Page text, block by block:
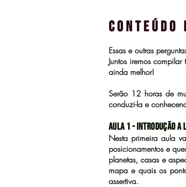
CONTEÚDO
Essas e outras
Juntos iremos
ainda melhor!
Serão 12 horas de
conduzi-la e
Aula 1 - Introdução a
Nesta primeira aula
posicionamentos e
planetas, casas e
mapa e quais os
assertiva.